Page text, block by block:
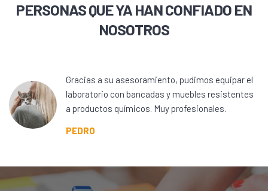
PERSONAS QUE YA HAN CONFIADO EN
NOSOTROS
Gracias a su asesoramiento, pudimos equipar el
laboratorio con bancadas y muebles resistentes
a productos químicos. Muy profesionales.
PEDRO